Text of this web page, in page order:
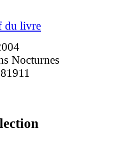
du livre
Nocturnes